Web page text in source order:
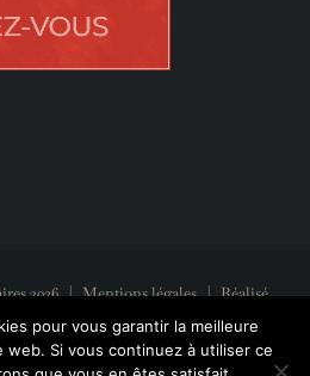
2026|Mentions légales| Réalisé
deJeff Concept
pour vous garantir la meilleure
Si vous continuez à utiliser ce